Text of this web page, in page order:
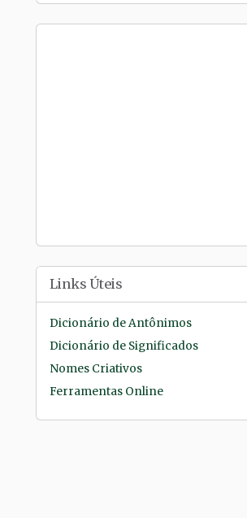
Links Úteis
Dicionário de Antônimos
Dicionário de Significados
Nomes Criativos
Ferramentas Online